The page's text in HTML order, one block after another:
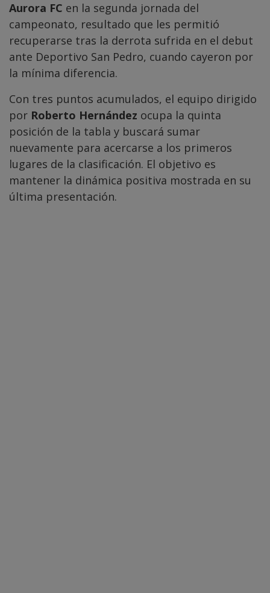
Aurora FC en la segunda jornada del
campeonato, resultado que les permitió
recuperarse tras la derrota sufrida en el debut
ante Deportivo San Pedro, cuando cayeron por
la mínima diferencia.
Con tres puntos acumulados, el equipo dirigido
por Roberto Hernández ocupa la quinta
posición de la tabla y buscará sumar
nuevamente para acercarse a los primeros
lugares de la clasificación. El objetivo es
mantener la dinámica positiva mostrada en su
última presentación.